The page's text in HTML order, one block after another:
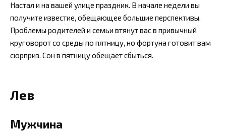
Настал и на вашей улице праздник. В начале недели вы
получите известие, обещающее большие перспективы.
Проблемы родителей и семьи втянут вас в привычный
круговорот со среды по пятницу, но фортуна готовит вам
сюрприз. Сон в пятницу обещает сбыться.
Лев
Мужчина